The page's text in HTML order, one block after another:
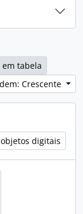
em tabela
Crescente
digitais